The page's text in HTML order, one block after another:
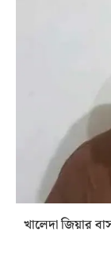
খালেদা জিয়ার